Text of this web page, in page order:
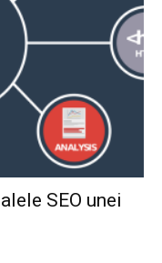
SEO unei